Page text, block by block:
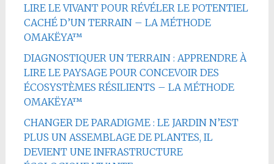
LIRE LE VIVANT POUR RÉVÉLER LE POTENTIEL
CACHÉ D’UN TERRAIN – LA MÉTHODE
OMAKËYA™
DIAGNOSTIQUER UN TERRAIN : APPRENDRE À
LIRE LE PAYSAGE POUR CONCEVOIR DES
ÉCOSYSTÈMES RÉSILIENTS – LA MÉTHODE
OMAKËYA™
CHANGER DE PARADIGME : LE JARDIN N’EST
PLUS UN ASSEMBLAGE DE PLANTES, IL
DEVIENT UNE INFRASTRUCTURE